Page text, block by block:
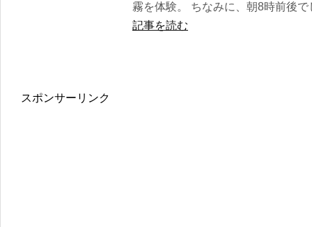
霧を体験。 ちなみに、朝8時前後で
記事を読む
スポンサーリンク